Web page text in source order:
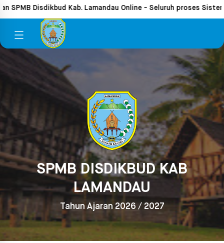
SPMB DISDIKBUD KAB
LAMANDAU
Tahun Ajaran 2026 / 2027
SPMB Disdikbud Kab. Lamandau Online - Seluruh proses